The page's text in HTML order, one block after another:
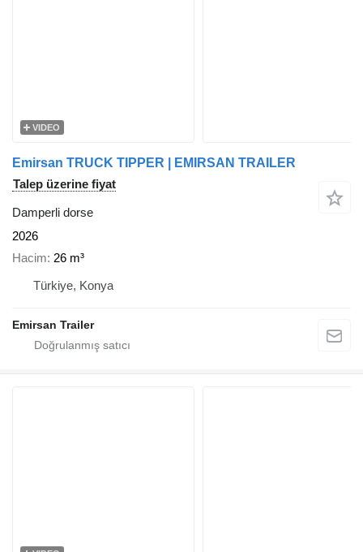
VIDEO
Emirsan TRUCK TIPPER | EMIRSAN TRAILER
Talep üzerine fiyat
Damperli dorse
2026
Hacim 26 m³
Türkiye, Konya
Emirsan Trailer